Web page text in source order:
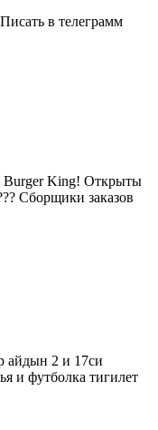
в телеграмм
Burger King! Открыты
Сборщики заказов
айдын 2 и 17си
и футболка тигилет